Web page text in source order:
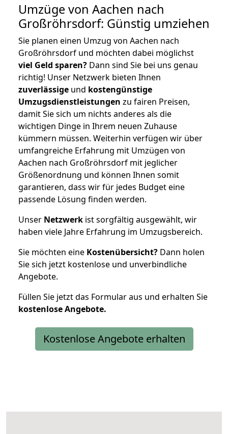
Umzüge von Aachen nach
Großröhrsdorf: Günstig umziehen
Sie planen einen Umzug von Aachen nach
Großröhrsdorf und möchten dabei möglichst
viel Geld sparen? Dann sind Sie bei uns genau
richtig! Unser Netzwerk bieten Ihnen
zuverlässige und kostengünstige
Umzugsdienstleistungen zu fairen Preisen,
damit Sie sich um nichts anderes als die
wichtigen Dinge in Ihrem neuen Zuhause
kümmern müssen. Weiterhin verfügen wir über
umfangreiche Erfahrung mit Umzügen von
Aachen nach Großröhrsdorf mit jeglicher
Größenordnung und können Ihnen somit
garantieren, dass wir für jedes Budget eine
passende Lösung finden werden.
Unser Netzwerk ist sorgfältig ausgewählt, wir
haben viele Jahre Erfahrung im Umzugsbereich.
Sie möchten eine Kostenübersicht? Dann holen
Sie sich jetzt kostenlose und unverbindliche
Angebote.
Füllen Sie jetzt das Formular aus und erhalten Sie
kostenloseAngebote.
Kostenlose Angebote erhalten